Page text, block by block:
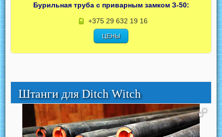
Бурильная труба с приварным замком З-50:
+375 29 632 19 16
ЦЕНЫ
Штанги для Ditch Witch